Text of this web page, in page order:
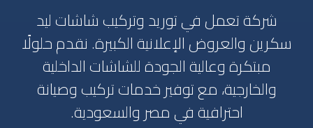
شركة تعمل في توريد وتركيب شاشات ليد
سكرين والعروض الإعلانية الكبيرة. نقدم حلولًا
مبتكرة وعالية الجودة للشاشات الداخلية
والخارجية، مع توفير خدمات تركيب وصيانة
احترافية في مصر والسعودية.